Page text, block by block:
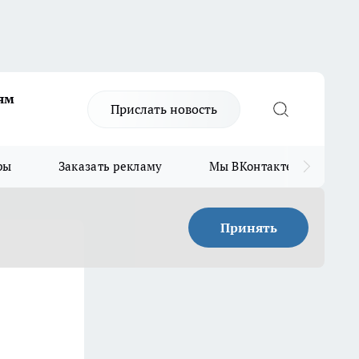
Прислать новость
Заказать рекламу Мы ВКонтакте
Принять